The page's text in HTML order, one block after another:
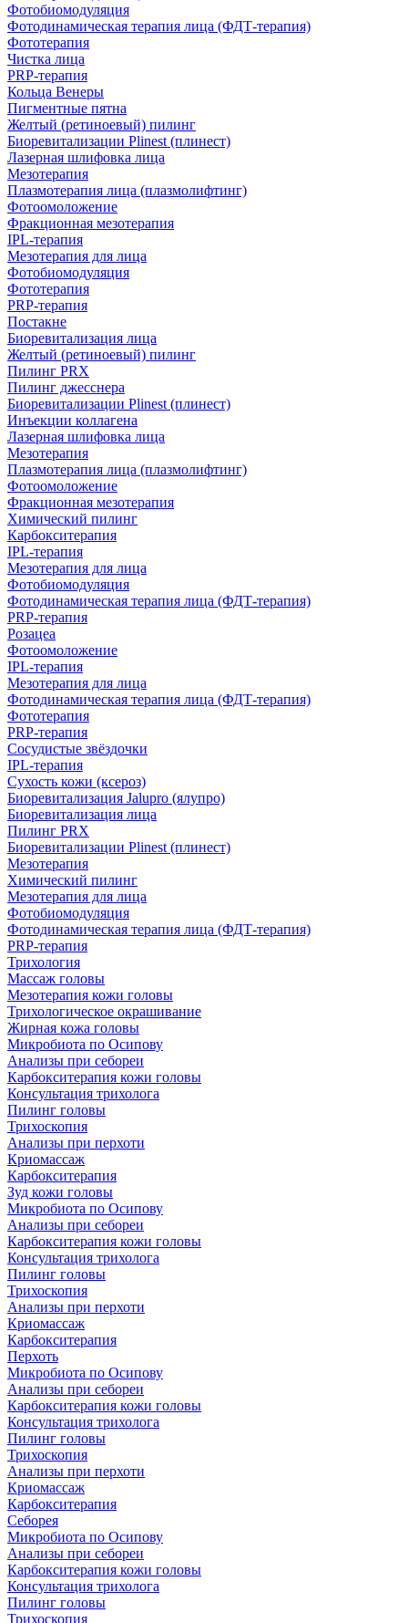
Фотобиомодуляция
Фотодинамическая терапия лица (ФДТ-терапия)
Фототерапия
Чистка лица
PRP-терапия
Кольца Венеры
Пигментные пятна
Желтый (ретиноевый) пилинг
Биоревитализации Plinest (плинест)
Лазерная шлифовка лица
Мезотерапия
Плазмотерапия лица (плазмолифтинг)
Фотоомоложение
Фракционная мезотерапия
IPL‑терапия
Мезотерапия для лица
Фотобиомодуляция
Фототерапия
PRP-терапия
Постакне
Биоревитализация лица
Желтый (ретиноевый) пилинг
Пилинг PRX
Пилинг джесснера
Биоревитализации Plinest (плинест)
Инъекции коллагена
Лазерная шлифовка лица
Мезотерапия
Плазмотерапия лица (плазмолифтинг)
Фотоомоложение
Фракционная мезотерапия
Химический пилинг
Карбокситерапия
IPL‑терапия
Мезотерапия для лица
Фотобиомодуляция
Фотодинамическая терапия лица (ФДТ-терапия)
PRP-терапия
Розацеа
Фотоомоложение
IPL‑терапия
Мезотерапия для лица
Фотодинамическая терапия лица (ФДТ-терапия)
Фототерапия
PRP-терапия
Сосудистые звёздочки
IPL‑терапия
Сухость кожи (ксероз)
Биоревитализация Jalupro (ялупро)
Биоревитализация лица
Пилинг PRX
Биоревитализации Plinest (плинест)
Мезотерапия
Химический пилинг
Мезотерапия для лица
Фотобиомодуляция
Фотодинамическая терапия лица (ФДТ-терапия)
PRP-терапия
Трихология
Массаж головы
Мезотерапия кожи головы
Трихологическое окрашивание
Жирная кожа головы
Микробиота по Осипову
Анализы при себореи
Карбокситерапия кожи головы
Консультация трихолога
Пилинг головы
Трихоскопия
Анализы при перхоти
Криомассаж
Карбокситерапия
Зуд кожи головы
Микробиота по Осипову
Анализы при себореи
Карбокситерапия кожи головы
Консультация трихолога
Пилинг головы
Трихоскопия
Анализы при перхоти
Криомассаж
Карбокситерапия
Перхоть
Микробиота по Осипову
Анализы при себореи
Карбокситерапия кожи головы
Консультация трихолога
Пилинг головы
Трихоскопия
Анализы при перхоти
Криомассаж
Карбокситерапия
Себорея
Микробиота по Осипову
Анализы при себореи
Карбокситерапия кожи головы
Консультация трихолога
Пилинг головы
Трихоскопия